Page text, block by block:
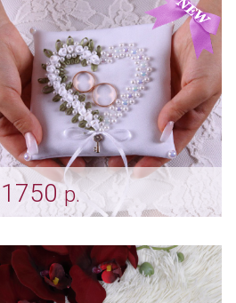
1750р.
Арт: pod_0149